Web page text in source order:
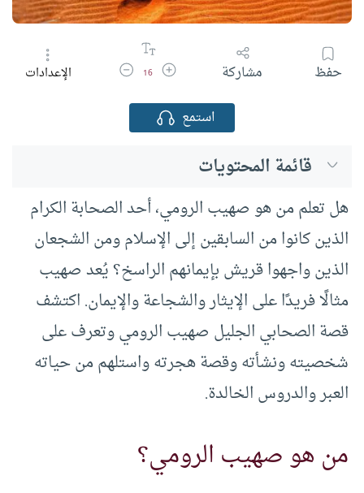
حفظ مشاركة زيادة حجم الخط
16 تقليل حجم الخطالإعدادات
استمع
قائمة المحتويات
هل تعلم من هو صهيب الرومي، أحد الصحابة الكرام
الذين كانوا من السابقين إلى الإسلام ومن الشجعان
الذين واجهوا قريش بإيمانهم الراسخ؟ يُعد صهيب
مثالًا فريدًا على الإيثار والشجاعة والإيمان. اكتشف
قصة الصحابي الجليل صهيب الرومي وتعرف على
شخصيته ونشأته وقصة هجرته واستلهم من حياته
العبر والدروس الخالدة.
من هو صهيب الرومي؟